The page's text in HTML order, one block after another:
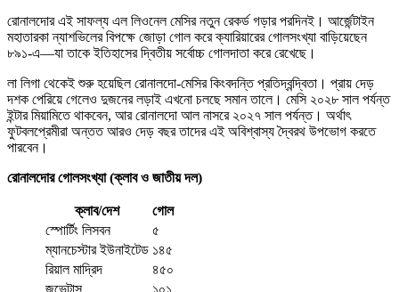
রোনালদোর এই সাফল্য এল লিওনেল মেসির নতুন রেকর্ড গড়ার পরদিনই। আর্জেন্টাইন
মহাতারকা ন্যাশভিলের বিপক্ষে জোড়া গোল করে ক্যারিয়ারের গোলসংখ্যা বাড়িয়েছেন
৮৯১-এ—যা তাকে ইতিহাসের দ্বিতীয় সর্বোচ্চ গোলদাতা করে রেখেছে।
লা লিগা থেকেই শুরু হয়েছিল রোনালদো-মেসির কিংবদন্তি প্রতিদ্বন্দ্বিতা। প্রায় দেড়
দশক পেরিয়ে গেলেও দুজনের লড়াই এখনো চলছে সমান তালে। মেসি ২০২৮ সাল পর্যন্ত
ইন্টার মিয়ামিতে থাকবেন, আর রোনালদো আল নাসরে ২০২৭ সাল পর্যন্ত। অর্থাৎ
ফুটবলপ্রেমীরা অন্তত আরও দেড় বছর তাদের এই অবিশ্বাস্য দ্বৈরথ উপভোগ করতে
পারবেন।
রোনালদোর গোলসংখ্যা (ক্লাব ও জাতীয় দল)
ক্লাব/দেশ
গোল
স্পোর্টিং লিসবন
৫
ম্যানচেস্টার ইউনাইটেড ১৪৫
রিয়াল মাদ্রিদ
৪৫০